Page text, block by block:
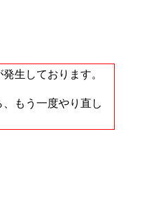
生しております。
、もう一度やり直し